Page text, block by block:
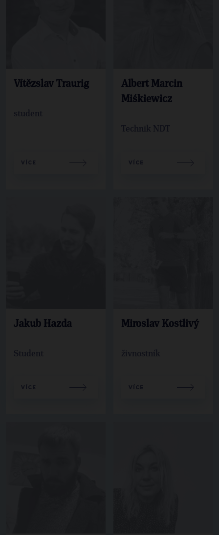
Vítězslav Traurig
student
VÍCE
Albert Marcin
Miśkiewicz
Technik NDT
VÍCE
Jakub Hazda
Student
VÍCE
Miroslav Kostlivý
živnostník
VÍCE